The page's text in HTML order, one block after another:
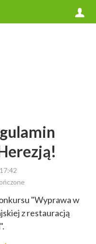
"Wyprawa w
z restauracją